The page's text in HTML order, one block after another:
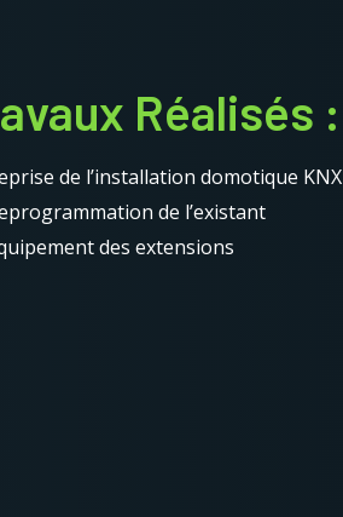
Réalisés :
de l’installation domotique KNX
de l’existant
des extensions